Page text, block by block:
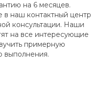
на 6 месяцев.
в наш контактный центр
консультации. Наши
на все интересующие
примерную
выполнения.